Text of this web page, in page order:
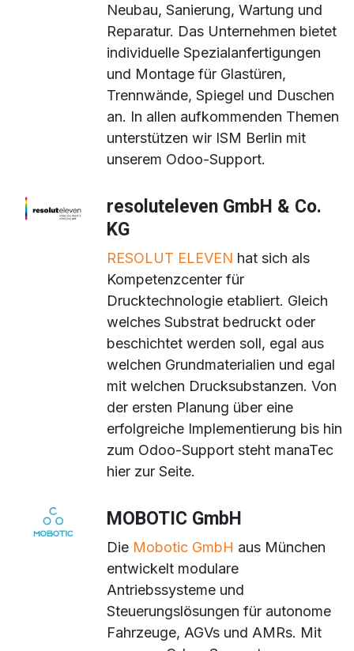
Neubau, Sanierung, Wartung und
Reparatur. Das Unternehmen bietet
individuelle Spezialanfertigungen
und Montage für Glastüren,
Trennwände, Spiegel und Duschen
an. In allen aufkommenden Themen
unterstützen wir ISM Berlin mit
unserem Odoo-Support.
resoluteleven GmbH & Co.
KG
RESOLUT ELEVEN hat sich als
Kompetenzcenter für
Drucktechnologie etabliert. Gleich
welches Substrat bedruckt oder
beschichtet werden soll, egal aus
welchen Grundmaterialien und egal
mit welchen Drucksubstanzen. Von
der ersten Planung über eine
erfolgreiche Implementierung bis hin
zum Odoo-Support steht manaTec
hier zur Seite.
MOBOTIC GmbH
Die Mobotic GmbH aus München
entwickelt modulare
Antriebssysteme und
Steuerungslösungen für autonome
Fahrzeuge, AGVs und AMRs. Mit